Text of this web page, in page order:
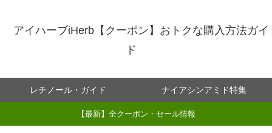
アイハーブiHerb【クーポン】おトクな購入方法ガイ
ド
レチノール・ガイド ナイアシンアミド特集
【最新】全クーポン・セール情報